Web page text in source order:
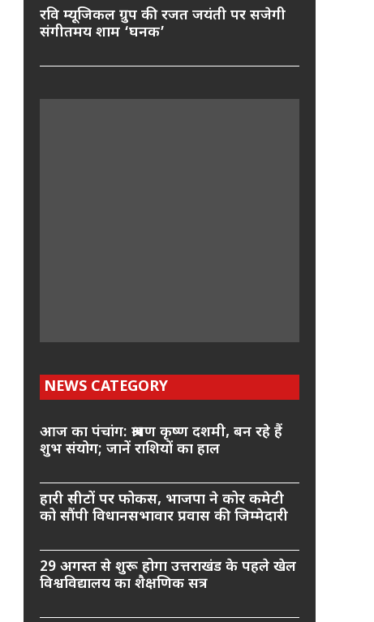
रवि म्यूजिकल ग्रुप की रजत जयंती पर सजेगी
संगीतमय शाम ‘घनक’
NEWS CATEGORY
आज का पंचांग: श्रावण कृष्ण दशमी, बन रहे हैं
शुभ संयोग; जानें राशियों का हाल
हारी सीटों पर फोकस, भाजपा ने कोर कमेटी
को सौंपी विधानसभावार प्रवास की जिम्मेदारी
29 अगस्त से शुरू होगा उत्तराखंड के पहले खेल
विश्वविद्यालय का शैक्षणिक सत्र